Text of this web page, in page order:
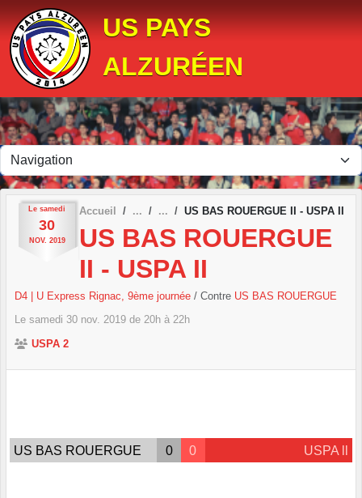
US PAYS
ALZURÉEN
Le samedi
30
NOV. 2019
Accueil US BAS ROUERGUE II - USPA II
US BAS ROUERGUE
II - USPA II
D4 | U Express Rignac, 9ème journée / Contre US BAS ROUERGUE
Le samedi 30 nov. 2019 de 20h à 22h
USPA 2
US BAS ROUERGUE 0 0 USPA ll
Panneau de gestion des cookies